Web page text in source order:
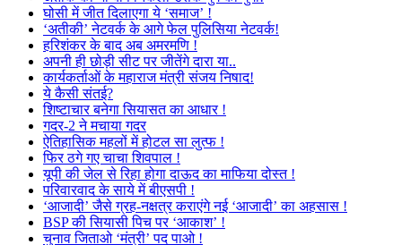
घोसी में जीत दिलाएगा ये ‘समाज’ !
‘अतीकी’ नेटवर्क के आगे फेल पुलिसिया नेटवर्क!
हरिशंकर के बाद अब अमरमणि !
अपनी ही छोड़ी सीट पर जीतेंगे दारा या..
कार्यकर्ताओं के महाराज मंत्री संजय निषाद!
ये कैसी संतई?
शिष्टाचार बनेगा सियासत का आधार !
गदर-2 ने मचाया गदर
ऐतिहासिक महलों में होटल सा लुत्फ !
फिर ठगे गए चाचा शिवपाल !
यूपी की जेल से रिहा होगा दाऊद का माफिया दोस्त !
परिवारवाद के साये में बीएसपी !
‘आजादी’ जैसे ग्रह-नक्षत्र कराएंगे नई ‘आजादी’ का अहसास !
BSP की सियासी पिच पर ‘आकाश’ !
चुनाव जिताओ ‘मंत्री’ पद पाओ !